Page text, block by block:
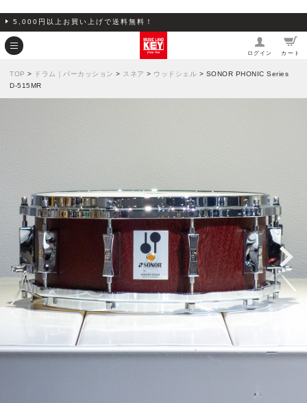
5,000円以上お買い上げで送料無料！
ログイン カート
TOP > ドラム｜パーカッション > スネア > ウッドシェル > SONOR PHONIC Series
D-515MR